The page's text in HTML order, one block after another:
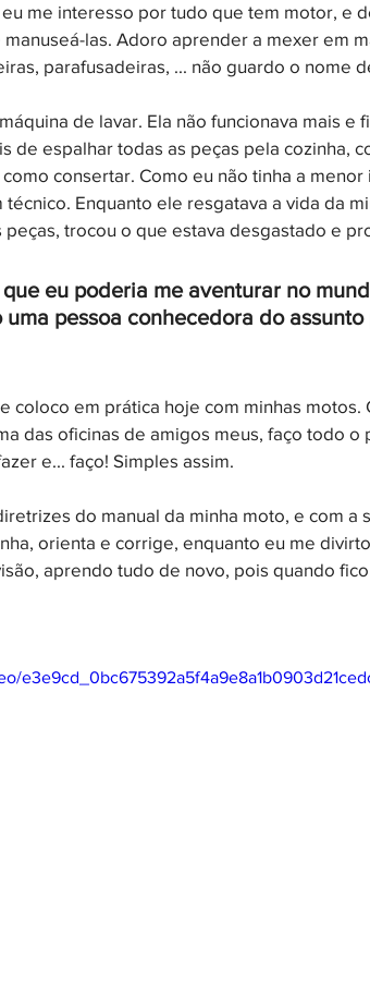
me interesso por tudo que tem motor, e
las. Adoro aprender a mexer em
parafusadeiras, ... não guardo o nome
de lavar. Ela não funcionava mais e
de espalhar todas as peças pela cozinha,
consertar. Como eu não tinha a
Enquanto ele resgatava a vida da
trocou o que estava desgastado e
eu poderia me aventurar no
pessoa conhecedora do
coloco em prática hoje com minhas motos.
das oficinas de amigos meus, faço todo o
e... faço! Simples assim.
do manual da minha moto, e com a
orienta e corrige, enquanto eu me
aprendo tudo de novo, pois quando